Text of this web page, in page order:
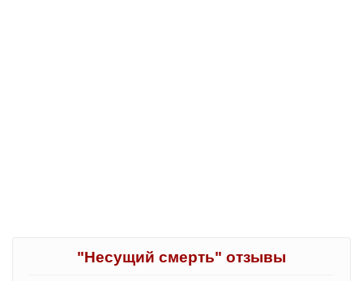
"Несущий смерть" отзывы